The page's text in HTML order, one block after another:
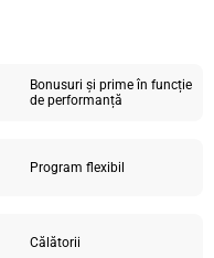
Bonusuri și prime în funcție
de performanță
Program flexibil
Călătorii